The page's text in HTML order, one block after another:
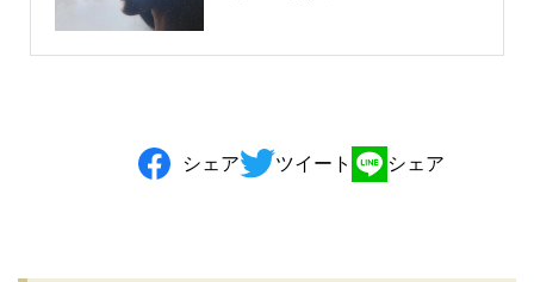
シェア ツイート シェア